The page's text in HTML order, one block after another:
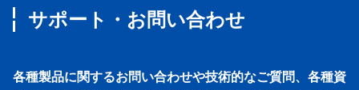
サポート・お問い合わせ
各種製品に関するお問い合わせや技術的なご質問、各種資